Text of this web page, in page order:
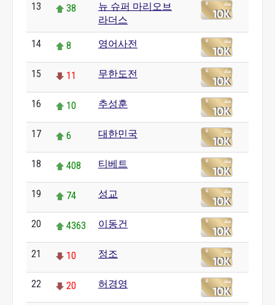
13 38
뉴 슈퍼 마리오브
라더스
14 8 영어사전
15 11 무한도전
16 10 추성훈
17 6 대한민국
18 408 티베트
19 74 성교
20 4363 이동건
21 10 정조
22 20 허경영